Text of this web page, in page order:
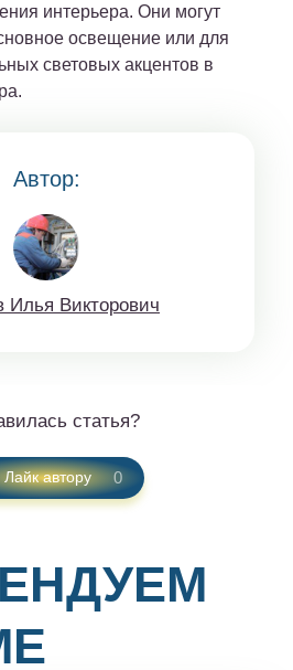
интерьера. Они могут
освещение или для
световых акцентов в
Автор:
Илья Виктoрoвич
статья?
Лайк автору 0